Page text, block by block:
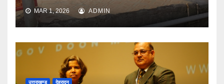
MAR 1, 2026 ADMIN
उत्तराखण्ड देहरादून